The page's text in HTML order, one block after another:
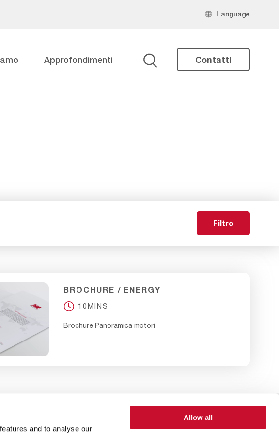
and to analyse our
Allow all
Language
Contatti
Approfondimenti
Filtro
BROCHURE ENERGY
10MINS
Brochure Panoramica motori
Lavora con noi Informativa sulla privacy